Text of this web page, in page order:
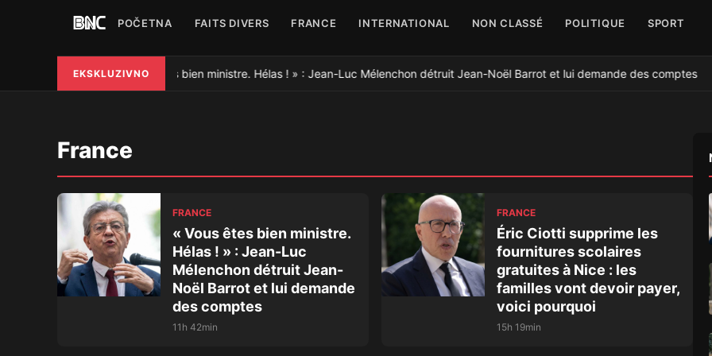
POČETNA FAITS DIVERS FRANCE INTERNATIONAL NON CLASSÉ POLITIQUE SPORT
EKSKLUZIVNO
● « Vous êtes bien ministre. Hélas ! » : Jean-Luc Mélenchon détruit Jean-Noël Barrot et lui demande des comptes
France
FRANCE
« Vous êtes bien ministre.
Hélas ! » : Jean-Luc
Mélenchon détruit Jean-
Noël Barrot et lui demande
des comptes
11h 42min
FRANCE
Éric Ciotti supprime les
fournitures scolaires
gratuites à Nice : les
familles vont devoir payer,
voici pourquoi
15h 19min